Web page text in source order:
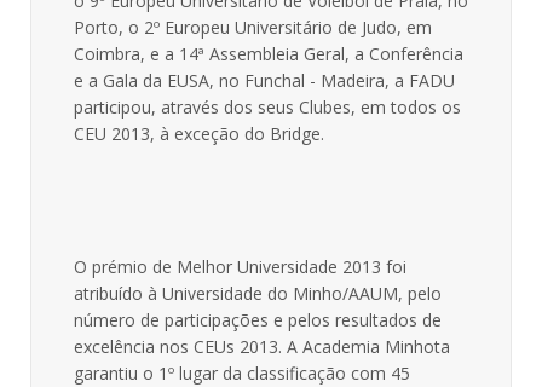
Porto, o 2º Europeu Universitário de Judo, em
Coimbra, e a 14ª Assembleia Geral, a Conferência
e a Gala da EUSA, no Funchal - Madeira, a FADU
participou, através dos seus Clubes, em todos os
CEU 2013, à exceção do Bridge.
O prémio de Melhor Universidade 2013 foi
atribuído à Universidade do Minho/AAUM, pelo
número de participações e pelos resultados de
excelência nos CEUs 2013. A Academia Minhota
garantiu o 1º lugar da classificação com 45